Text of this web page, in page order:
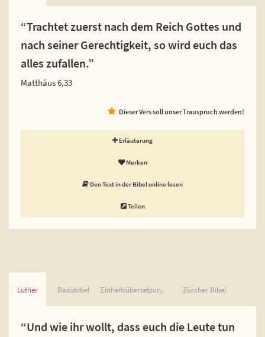
“Trachtet zuerst nach dem Reich Gottes und
nach seiner Gerechtigkeit, so wird euch das
alles zufallen.”
Matthäus 6,33
Dieser Vers soll unser Trauspruch werden!
Erläuterung
Merken
Den Text in der Bibel online lesen
Teilen
Luther Basisbibel Einheitsübersetzung Zürcher Bibel
“Und wie ihr wollt, dass euch die Leute tun